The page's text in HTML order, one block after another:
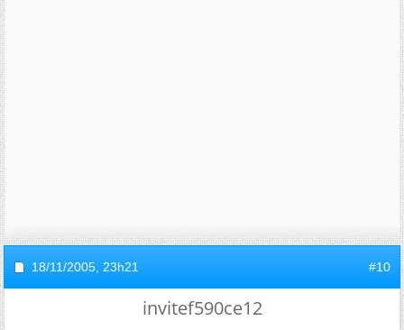
18/11/2005, 23h21 #10
invitef590ce12